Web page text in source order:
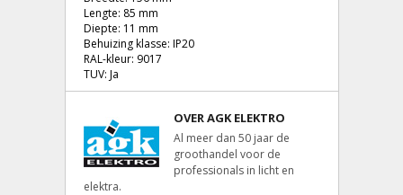
Lengte: 85 mm
Diepte: 11 mm
Behuizing klasse: IP20
RAL-kleur: 9017
TUV: Ja
OVER AGK ELEKTRO
Al meer dan 50 jaar de
groothandel voor de
professionals in licht en
elektra.